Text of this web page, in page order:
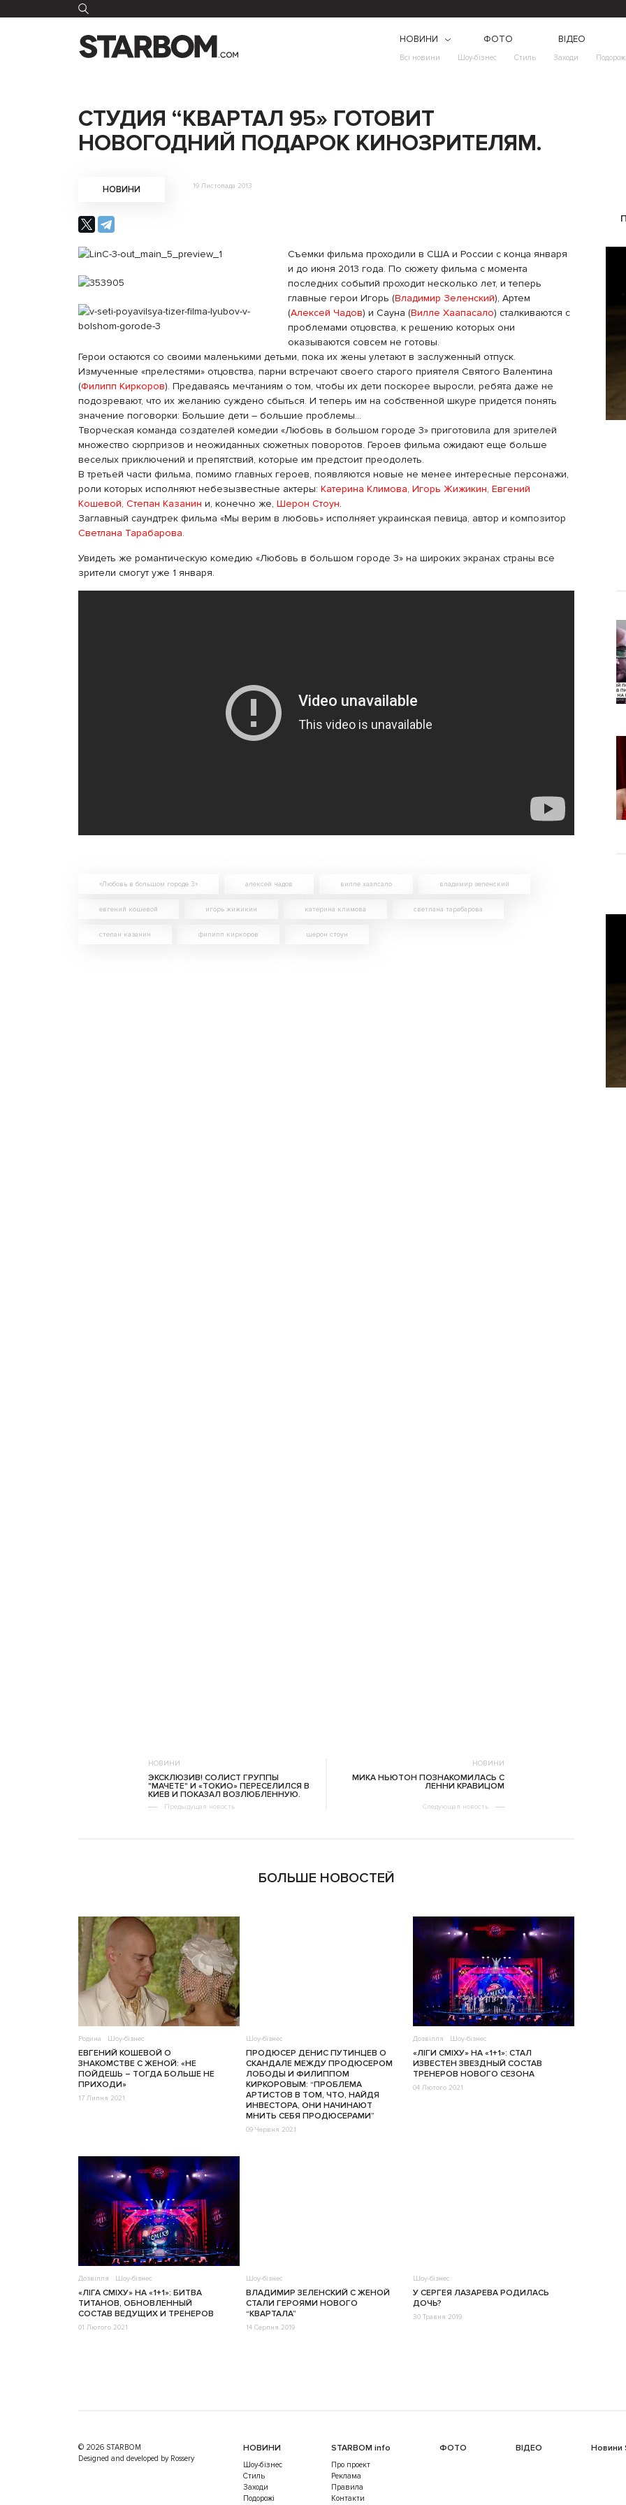
НОВИНИ
Всі новини Шоу-бізнес Стиль Заходи Подорожі
ФОТО ВІДЕО
СТУДИЯ “КВАРТАЛ 95» ГОТОВИТ
НОВОГОДНИЙ ПОДАРОК КИНОЗРИТЕЛЯМ.
НОВИНИ 19 Листопада 2013
Съемки фильма проходили в США и России с конца января
и до июня 2013 года. По сюжету фильма с момента
последних событий проходит несколько лет, и теперь
главные герои Игорь (Владимир Зеленский), Артем
(Алексей Чадов) и Сауна (Вилле Хаапасало) сталкиваются с
проблемами отцовства, к решению которых они
оказываются совсем не готовы.
Герои остаются со своими маленькими детьми, пока их жены улетают в заслуженный отпуск.
Измученные «прелестями» отцовства, парни встречают своего старого приятеля Святого Валентина
(Филипп Киркоров). Предаваясь мечтаниям о том, чтобы их дети поскорее выросли, ребята даже не
подозревают, что их желанию суждено сбыться. И теперь им на собственной шкуре придется понять
значение поговорки: Большие дети – большие проблемы…
Творческая команда создателей комедии «Любовь в большом городе 3» приготовила для зрителей
множество сюрпризов и неожиданных сюжетных поворотов. Героев фильма ожидают еще больше
веселых приключений и препятствий, которые им предстоит преодолеть.
В третьей части фильма, помимо главных героев, появляются новые не менее интересные персонажи,
роли которых исполняют небезызвестные актеры: Катерина Климова, Игорь Жижикин, Евгений
Кошевой, Степан Казанин и, конечно же, Шерон Стоун.
Заглавный саундтрек фильма «Мы верим в любовь» исполняет украинская певица, автор и композитор
Светлана Тарабарова.
Увидеть же романтическую комедию «Любовь в большом городе 3» на широких экранах страны все
зрители смогут уже 1 января.
«Любовь в большом городе 3» алексей чадов вилле хаапсало владимир зеленский
евгений кошевой игорь жижикин катерина климова светлана тарабарова
степан казанин филипп киркоров шерон стоун
НОВИНИ
ЭКСКЛЮЗИВ! СОЛИСТ ГРУППЫ
"МАЧЕТЕ" И «ТОКИО» ПЕРЕСЕЛИЛСЯ В
КИЕВ И ПОКАЗАЛ ВОЗЛЮБЛЕННУЮ.
Предыдущая новость
НОВИНИ
МИКА НЬЮТОН ПОЗНАКОМИЛАСЬ С
ЛЕННИ КРАВИЦОМ
Следующая новость
БОЛЬШЕ НОВОСТЕЙ
Родина Шоу-бізнес
ЕВГЕНИЙ КОШЕВОЙ О
ЗНАКОМСТВЕ С ЖЕНОЙ: «НЕ
ПОЙДЕШЬ – ТОГДА БОЛЬШЕ НЕ
ПРИХОДИ»
17 Липня 2021
Шоу-бізнес
ПРОДЮСЕР ДЕНИС ПУТИНЦЕВ О
СКАНДАЛЕ МЕЖДУ ПРОДЮСЕРОМ
ЛОБОДЫ И ФИЛИППОМ
КИРКОРОВЫМ: “ПРОБЛЕМА
АРТИСТОВ В ТОМ, ЧТО, НАЙДЯ
ИНВЕСТОРА, ОНИ НАЧИНАЮТ
МНИТЬ СЕБЯ ПРОДЮСЕРАМИ”
09 Червня 2021
Дозвілля Шоу-бізнес
«ЛІГИ СМІХУ» НА «1+1»: СТАЛ
ИЗВЕСТЕН ЗВЕЗДНЫЙ СОСТАВ
ТРЕНЕРОВ НОВОГО СЕЗОНА
04 Лютого 2021
Дозвілля Шоу-бізнес
«ЛІГА СМІХУ» НА «1+1»: БИТВА
ТИТАНОВ, ОБНОВЛЕННЫЙ
СОСТАВ ВЕДУЩИХ И ТРЕНЕРОВ
01 Лютого 2021
Шоу-бізнес
ВЛАДИМИР ЗЕЛЕНСКИЙ С ЖЕНОЙ
СТАЛИ ГЕРОЯМИ НОВОГО
“КВАРТАЛА”
14 Серпня 2019
Шоу-бізнес
У СЕРГЕЯ ЛАЗАРЕВА РОДИЛАСЬ
ДОЧЬ?
30 Травня 2019
© 2026 STARBOM
Designed and developed by Rossery
НОВИНИ
Шоу-бізнес
Стиль
Заходи
Подорожі
STARBOM info
Про проект
Реклама
Правила
Контакти
ФОТО ВІДЕО Новини